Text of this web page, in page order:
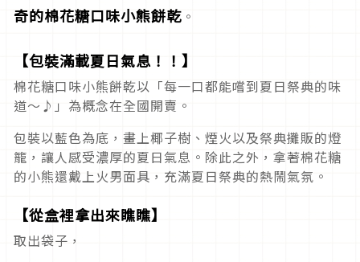
奇的棉花糖口味小熊餅乾 。
【包裝滿載夏日氣息！！】
棉花糖口味小熊餅乾以「每一口都能嚐到夏日祭典的味
道〜♪」為概念在全國開賣。
包裝以藍色為底，畫上椰子樹、煙火以及祭典攤販的燈
籠，讓人感受濃厚的夏日氣息。除此之外，拿著棉花糖
的小熊還戴上火男面具，充滿夏日祭典的熱鬧氣氛。
【從盒裡拿出來瞧瞧】
取出袋子，